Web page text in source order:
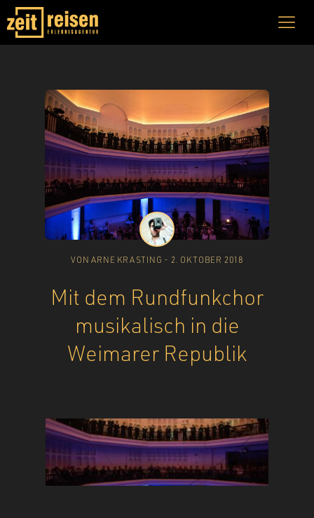
VONARNE KRASTING - 2. OKTOBER 2018
Mit dem Rundfunkchor
musikalisch in die
Weimarer Republik